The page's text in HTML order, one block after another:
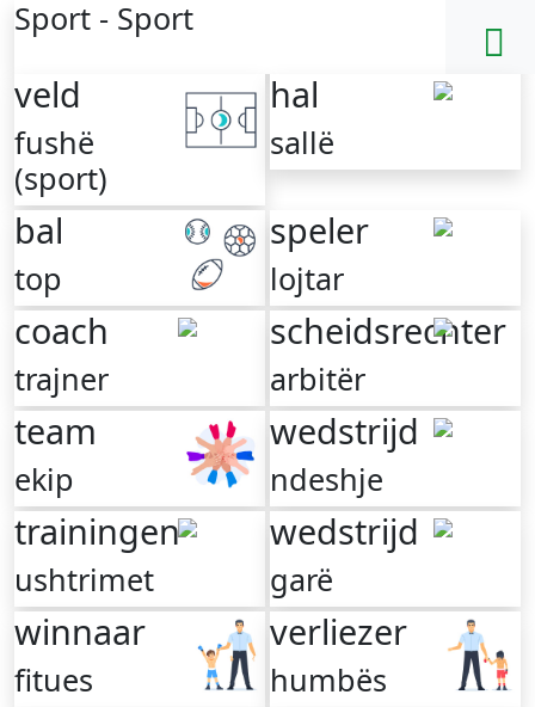
Sport - Sport
veld
fushë
(sport)
hal
sallë
bal
top
speler
lojtar
coach
trajner
scheidsrechter
arbitër
team
ekip
wedstrijd
ndeshje
trainingen
ushtrimet
wedstrijd
garë
winnaar
fitues
verliezer
humbës